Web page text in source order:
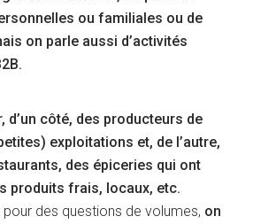
ou familiales ou de
on parle aussi d’activités
d’un côté, des producteurs de
exploitations et, de l’autre,
des épiceries qui ont
produits frais, locaux, etc.
des questions de volumes, on